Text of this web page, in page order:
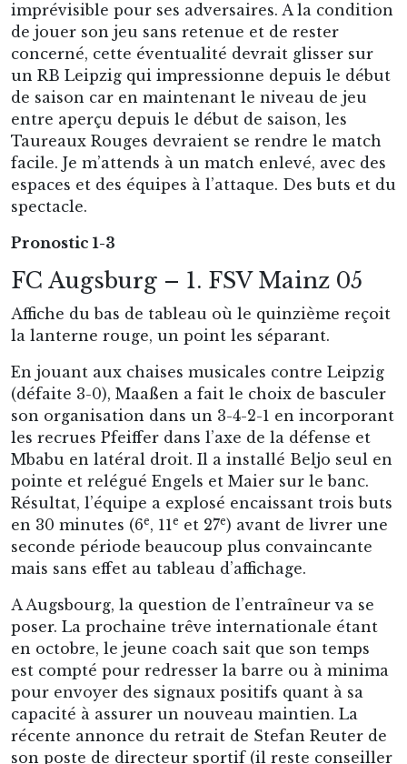
imprévisible pour ses adversaires. A la condition
de jouer son jeu sans retenue et de rester
concerné, cette éventualité devrait glisser sur
un RB Leipzig qui impressionne depuis le début
de saison car en maintenant le niveau de jeu
entre aperçu depuis le début de saison, les
Taureaux Rouges devraient se rendre le match
facile. Je m’attends à un match enlevé, avec des
espaces et des équipes à l’attaque. Des buts et du
spectacle.
Pronostic 1-3
FC Augsburg – 1. FSV Mainz 05
Affiche du bas de tableau où le quinzième reçoit
la lanterne rouge, un point les séparant.
En jouant aux chaises musicales contre Leipzig
(défaite 3-0), Maaßen a fait le choix de basculer
son organisation dans un 3-4-2-1 en incorporant
les recrues Pfeiffer dans l’axe de la défense et
Mbabu en latéral droit. Il a installé Beljo seul en
pointe et relégué Engels et Maier sur le banc.
Résultat, l’équipe a explosé encaissant trois buts
en 30 minutes (6e, 11e et 27e) avant de livrer une
seconde période beaucoup plus convaincante
mais sans effet au tableau d’affichage.
A Augsbourg, la question de l’entraîneur va se
poser. La prochaine trêve internationale étant
en octobre, le jeune coach sait que son temps
est compté pour redresser la barre ou à minima
pour envoyer des signaux positifs quant à sa
capacité à assurer un nouveau maintien. La
récente annonce du retrait de Stefan Reuter de
son poste de directeur sportif (il reste conseiller